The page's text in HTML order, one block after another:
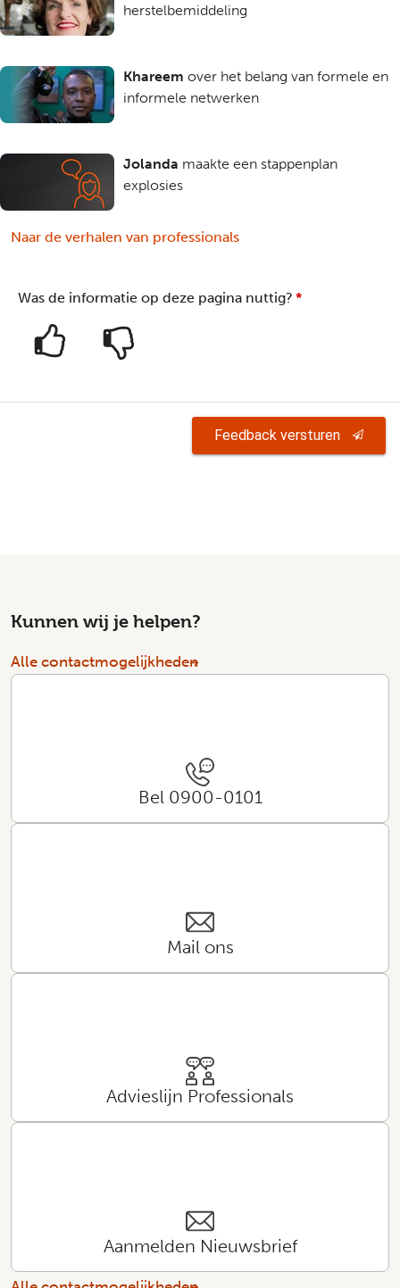
herstelbemiddeling
Khareem over het belang van formele en
informele netwerken
Jolanda maakte een stappenplan
explosies
Naar de verhalen van professionals
Was de informatie op deze pagina nuttig? *
Feedback versturen
Kunnen wij je helpen?
Alle contactmogelijkheden
Bel 0900-0101
Mail ons
Advieslijn Professionals
Aanmelden Nieuwsbrief